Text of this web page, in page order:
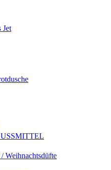
Jet
Weihnachtsdüfte